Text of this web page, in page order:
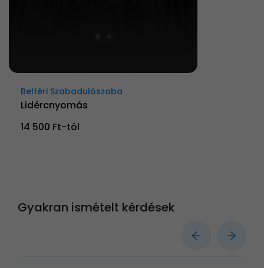
Beltéri Szabadulószoba
Lidércnyomás
14 500 Ft-tól
Gyakran ismételt kérdések